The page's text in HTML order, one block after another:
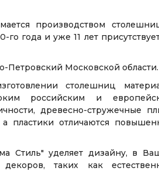
производством
го года и уже 11 лет
Петровский Московской области.
столешниц
российским и
древесно-стружечные
а пластики отличаются
Стиль" уделяет дизайну, в
таких как